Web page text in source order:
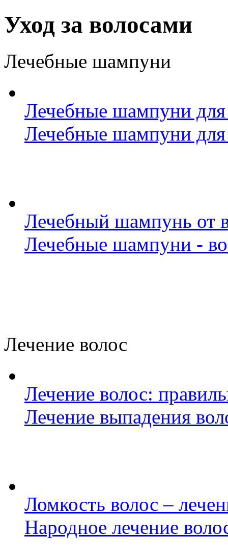
Уход за волосами
Лечебные шампуни
Лечебные шампуни для
Лечебные шампуни
Лечебный шампунь от
Лечебные шампуни -
Лечение волос
Лечение волос:
Лечение выпадения
Ломкость волос –
Народное лечение